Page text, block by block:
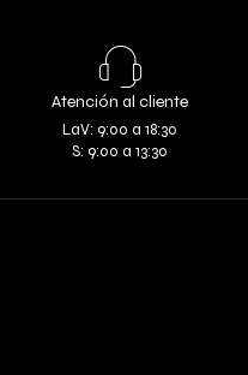
Atención al cliente
LaV: 9:00 a 18:30
S: 9:00 a 13:30